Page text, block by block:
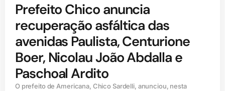
Prefeito Chico anuncia
recuperação asfáltica das
avenidas Paulista, Centurione
Boer, Nicolau João Abdalla e
Paschoal Ardito
O prefeito de Americana, Chico Sardelli, anunciou, nesta